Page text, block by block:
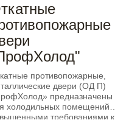
противопожарные,
двери (ОД П)
предназначены
холодильных помещений с
требованиями к